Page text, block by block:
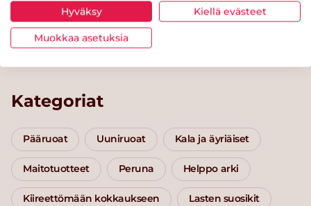
Lämmin ruusukaali-
kikhernesalaatti
Kategoriat
Pääruoat Uuniruoat Kala ja äyriäiset
Maitotuotteet Peruna Helppo arki
Kiireettömään kokkaukseen Lasten suosikit
Hyväksy Kiellä evästeet
Muokkaa asetuksia